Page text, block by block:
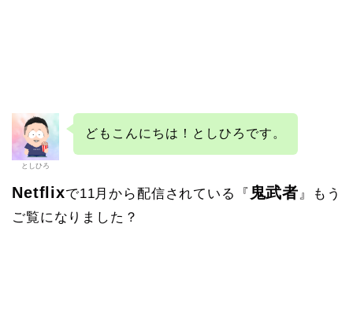
としひろ
どもこんにちは！としひろです。
Netflixで11月から配信されている『 鬼武者』もう
ご覧になりました？